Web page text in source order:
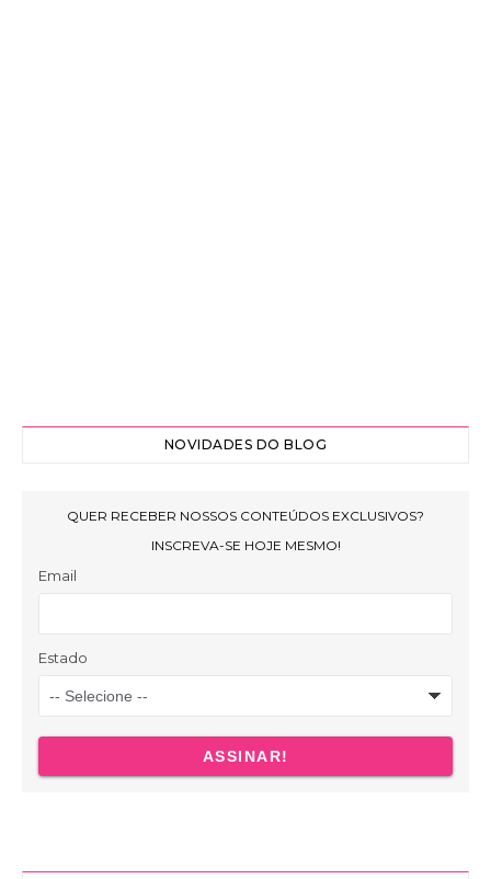
NOVIDADES DO BLOG